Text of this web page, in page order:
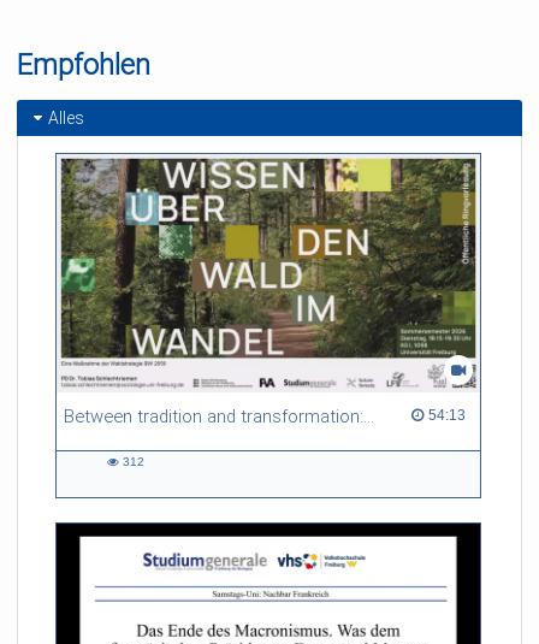
Empfohlen
Alles
Between tradition and transformation: how owners, advisers and institutions co-create knowledge for resilient forests in Europe 54:13
54:13 duration
312